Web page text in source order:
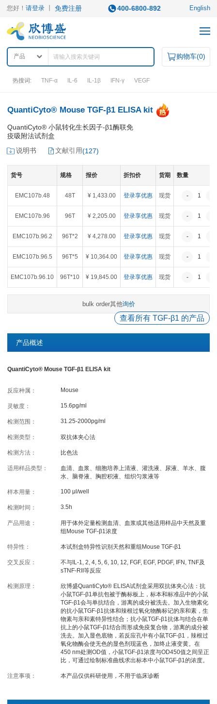
您好！请登录 丨免费注册 400-6800-892 English
产品 购物车(0)
热搜词: TNF-α IL-6 IL-1β IFN-γ VEGF
产品中心
产品类型
ELISA试剂盒
QuikCyto®ELISA(快检)
QuantiCyto®ELISA(超敏)
凋亡试剂盒
其它试剂
研究领域
癌症生物学 表观遗传学 代谢生物学 发育生物学
细胞生物学 心血管生物学 信号转导
定制代测
ELISA定制 ELISA代测
Luminex®多因子检测服务
文献引用
活动促销
促销活动
线下展会
服务支持
技术支持 订购指南
资源中心
样本处理 实验流程
注意事项
结果数据分析
下载中心
QuantiCyto® Mouse TGF-β1 ELISA kit
QuantiCyto® 小鼠转化生长因子-β1酶联免
疫吸附法试剂盒
说明书
文献引用(127)
货号 规格 报价 折扣价 货期 数量
EMC107b.48 48T ¥ 1,433.00 登录享优惠 现货 - 1
EMC107b.96 96T ¥ 2,205.00 登录享优惠 现货 - 1
EMC107b.96.2 96T*2 ¥ 4,278.00 登录享优惠 现货 - 1
EMC107b.96.5 96T*5 ¥ 10,364.00 登录享优惠 现货 - 1
EMC107b.96.10 96T*10 ¥ 19,845.00 登录享优惠 现货 - 1
bulk order其他询价
查看所有 TGF-β1 的产品
产品概述
QuantiCyto® Mouse TGF-β1 ELISA kit
反应种属： Mouse
灵敏度： 15.6pg/ml
检测范围： 31.25-2000pg/ml
检测类型： 双抗体夹心法
检测方法： 比色法
适用样品类型：
血清、血浆、细胞培养上清液、灌洗液、尿液、羊水、腹
水、脑脊液、胸腔积液、组织匀浆液等
样本用量： 100 μl/well
检测时间： 3.5h
产品用途：
用于体外定量检测血清、血浆或其他适用样品中天然及重
组Mouse TGF-β1浓度
特异性： 本试剂盒特异性识别天然和重组Mouse TGF-β1
交叉反应：
不与IL-1, 2, 4, 5, 6, 10, 12, FGF, EGF, PDGF, IFN, TNF及
sTNF-RII等反应
检测原理：
欣博盛QuantiCyto® ELISA试剂盒采用双抗体夹心法：抗
小鼠TGF-β1单抗包被于酶标板上，标本和标准品中的小鼠
TGF-β1会与单抗结合，游离的成分被洗去。加入生物素化
的抗小鼠TGF-β1抗体和辣根过氧化物酶标记的亲和素，生
物素与亲和素特异性结合；抗小鼠TGF-β1抗体与结合在单
抗上的小鼠TGF-β1结合而形成免疫复合物，游离的成分被
洗去。加入显色底物，若反应孔中有小鼠TGF-β1，辣根过
氧化物酶会使无色的显色剂现蓝色，加终止液变黄。在
450 nm处测OD值，小鼠TGF-β1浓度与OD450值之间呈正
比，可通过绘制标准曲线求出标本中小鼠TGF-β1的浓度。
注意事项： 本产品仅供科研使用，不用于临床诊断